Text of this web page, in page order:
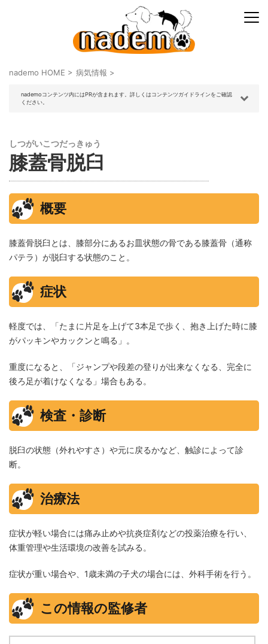
nademo HOME > 病気情報 >
nademoコンテンツ内にはPRが含まれます。詳しくはコンテンツガイドラインをご確認
ください。
しつがいこつだっきゅう
膝蓋骨脱臼
概要
膝蓋骨脱臼とは、膝部分にあるお皿状態の骨である膝蓋骨（通称
パテラ）が脱臼する状態のこと。
症状
軽度では、「たまに片足を上げて3本足で歩く、抱き上げた時に膝
がパッキンやカックンと鳴る」。
重度になると、「ジャンプや段差の登りが出来なくなる、完全に
後ろ足が着けなくなる」場合もある。
検査・診断
脱臼の状態（外れやすさ）や元に戻るかなど、触診によって診
断。
治療法
症状が軽い場合には痛み止めや抗炎症剤などの投薬治療を行い、
体重管理や生活環境の改善を試みる。
症状が重い場合や、1歳未満の子犬の場合には、外科手術を行う。
この情報の監修者